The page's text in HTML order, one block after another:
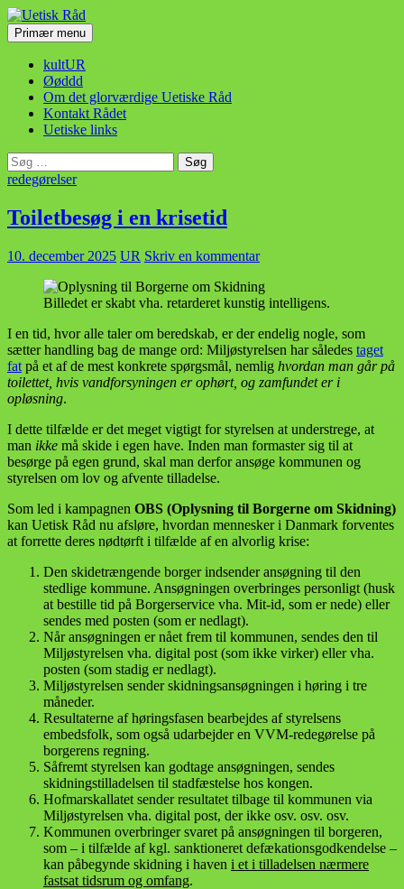
Hop
til
indhold
Uetisk Råd
SøgPrimær menu
kultUR
Øøddd
Om det glorværdige Uetiske Råd
Kontakt Rådet
Uetiske links
Søg
efter:
redegørelser
Toiletbesøg i en krisetid
10. december 2025 UR Skriv en kommentar
Billedet er skabt vha. retarderet kunstig intelligens.
I en tid, hvor alle taler om beredskab, er der endelig nogle, som
sætter handling bag de mange ord: Miljøstyrelsen har således taget
fat på et af de mest konkrete spørgsmål, nemlig hvordan man går på
toilettet, hvis vandforsyningen er ophørt, og zamfundet er i
opløsning.
I dette tilfælde er det meget vigtigt for styrelsen at understrege, at
man ikke må skide i egen have. Inden man formaster sig til at
besørge på egen grund, skal man derfor ansøge kommunen og
styrelsen om lov og afvente tilladelse.
Som led i kampagnen OBS (Oplysning til Borgerne om Skidning)
kan Uetisk Råd nu afsløre, hvordan mennesker i Danmark forventes
at forrette deres nødtørft i tilfælde af en alvorlig krise:
Den skidetrængende borger indsender ansøgning til den
stedlige kommune. Ansøgningen overbringes personligt (husk
at bestille tid på Borgerservice vha. Mit-id, som er nede) eller
sendes med posten (som er nedlagt).
Når ansøgningen er nået frem til kommunen, sendes den til
Miljøstyrelsen vha. digital post (som ikke virker) eller vha.
posten (som stadig er nedlagt).
Miljøstyrelsen sender skidningsansøgningen i høring i tre
måneder.
Resultaterne af høringsfasen bearbejdes af styrelsens
embedsfolk, som også udarbejder en VVM-redegørelse på
borgerens regning.
Såfremt styrelsen kan godtage ansøgningen, sendes
skidningstilladelsen til stadfæstelse hos kongen.
Hofmarskallatet sender resultatet tilbage til kommunen via
Miljøstyrelsen vha. digital post, der ikke osv. osv. osv.
Kommunen overbringer svaret på ansøgningen til borgeren,
som – i tilfælde af kgl. sanktioneret defækationsgodkendelse –
kan påbegynde skidning i haven i et i tilladelsen nærmere
fastsat tidsrum og omfang.